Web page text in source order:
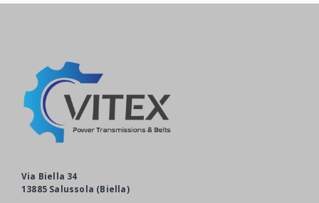
Via Biella 34
13885 Salussola (Biella)